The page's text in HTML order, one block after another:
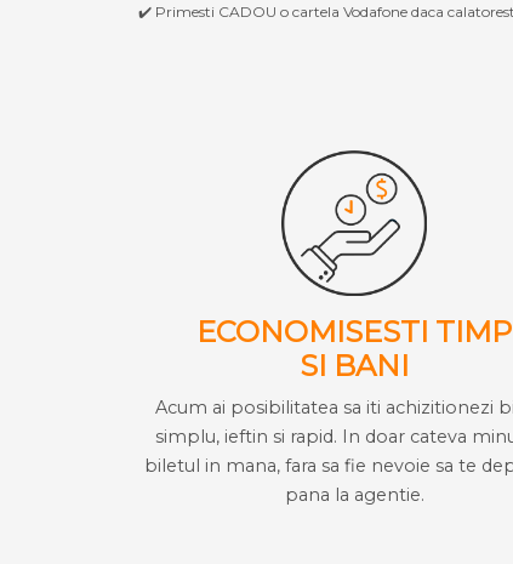
✔️ Primesti CADOU o cartela Vodafone daca
ECONOMISESTI TIMP
SI BANI
Acum ai posibilitatea sa iti achizitionezi
simplu, ieftin si rapid. In doar cateva
biletul in mana, fara sa fie nevoie sa te
pana la agentie.